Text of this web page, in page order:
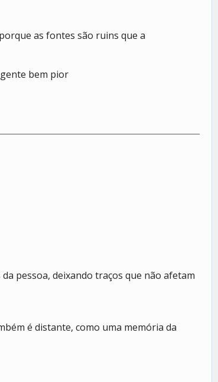
as fontes são ruins que a
bem pior
pessoa, deixando traços que não afetam
é distante, como uma memória da